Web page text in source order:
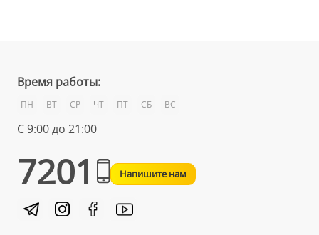
Время работы:
ПН ВТ СР ЧТ ПТ СБ ВС
С 9:00 до 21:00
7201 Напишите нам